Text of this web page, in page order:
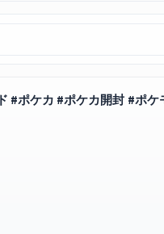
#ポケカ #ポケカ開封 #ポ